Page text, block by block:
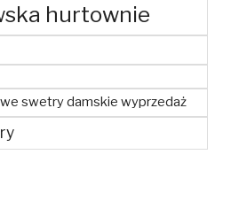
hurtownie
swetry damskie wyprzedaż